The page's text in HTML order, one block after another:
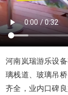
河南岚瑞游乐设
璃栈道、玻璃吊
齐全，业内口碑